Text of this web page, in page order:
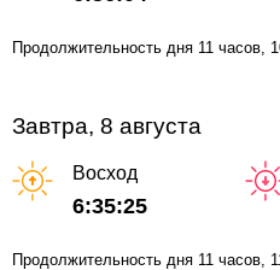
Продолжительность дня 11 часов ,
Завтра, 8 августа
Восход
6:35:25
Продолжительность дня 11 часов,